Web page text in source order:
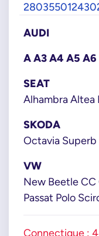
AUDI
A A3 A4 A5 A6
SEAT
Alhambra Altea
SKODA
Octavia Superb
VW
New Beetle
Passat Polo
Connectique :